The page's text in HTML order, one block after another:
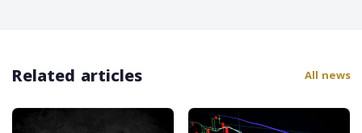
Related articles All news